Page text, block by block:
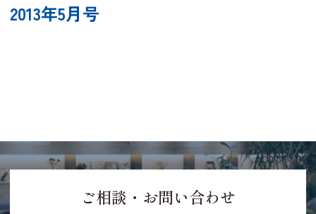
2013年5月号
ご相談・お問い合わせ